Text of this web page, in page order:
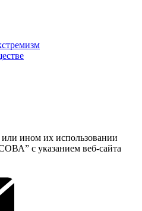
ином их использовании
с указанием веб-сайта